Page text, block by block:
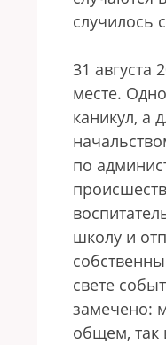
случилось
31 августа
месте.
каникул, а
по
школу и
свете
замечено:
общем, так